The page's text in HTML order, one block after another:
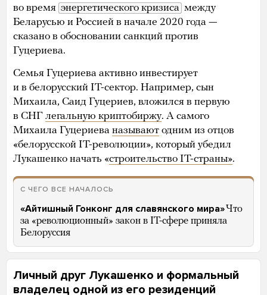
во время энергетического кризиса между
Беларусью и Россией в начале 2020 года —
сказано в обосновании санкций против
Гуцериева.
Семья Гуцериева активно инвестирует
и в белорусский IT-сектор. Например, сын
Михаила, Саид Гуцериев, вложился в первую
в СНГ легальную криптобиржу. А самого
Михаила Гуцериева называют одним из отцов
«белорусской IT-революции», который убедил
Лукашенко начать «строительство IT-страны».
С ЧЕГО ВСЕ НАЧАЛОСЬ
«Айтишный Гонконг для славянского мира»Что
за «революционный» закон в IT-сфере приняла
Белоруссия
Личный друг Лукашенко и формальный
владелец одной из его резиденций